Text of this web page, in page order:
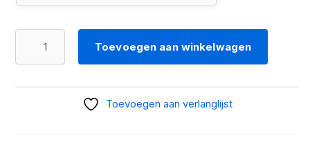
Toevoegen aan winkelwagen
Toevoegen aan verlanglijst